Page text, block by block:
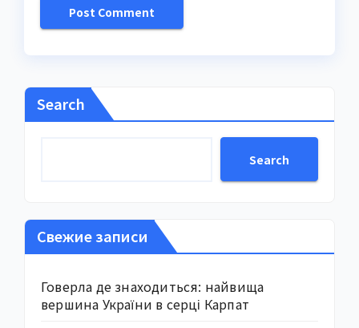
Search
Search
Свежие записи
Говерла де знаходиться: найвища
вершина України в серці Карпат